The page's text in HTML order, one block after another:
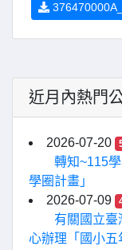
近月內熱門
2026-07-20
轉知~115
學圈計畫」
2026-07-09
有關國立臺
心辦理「國小五